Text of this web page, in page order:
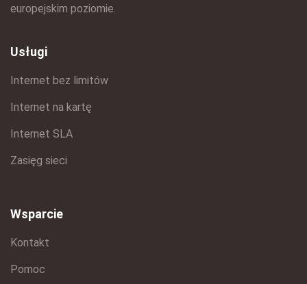
europejskim poziomie.
Usługi
Internet bez limitów
Internet na kartę
Internet SLA
Zasięg sieci
Wsparcie
Kontakt
Pomoc